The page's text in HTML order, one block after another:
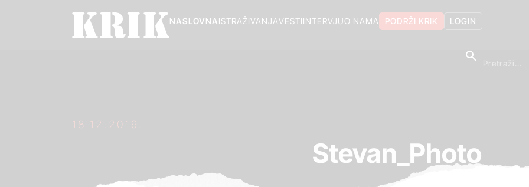
LOGIN
PODRŽI KRIK
O NAMA
INTERVJU
VESTI
ISTRAŽIVANJA
NASLOVNA
18.12.2019.
Stevan_Photo